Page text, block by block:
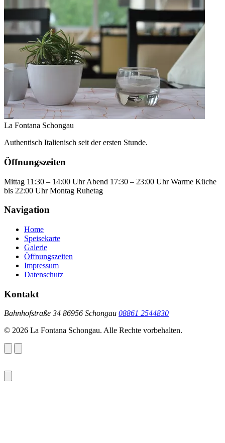
La Fontana Schongau
Authentisch Italienisch seit der ersten Stunde.
Öffnungszeiten
Mittag 11:30 – 14:00 Uhr Abend 17:30 – 23:00 Uhr Warme Küche
bis 22:00 Uhr Montag Ruhetag
Navigation
Home
Speisekarte
Galerie
Öffnungszeiten
Impressum
Datenschutz
Kontakt
Bahnhofstraße 34 86956 Schongau 08861 2544830
© 2026 La Fontana Schongau. Alle Rechte vorbehalten.